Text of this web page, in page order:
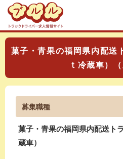
菓子・青果の福岡県内配送
ｔ冷蔵車）（
募集職種
菓子・青果の福岡県内配送ト
蔵車）